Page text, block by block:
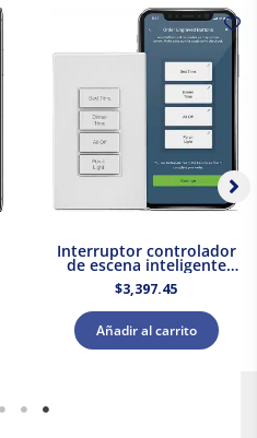
Interruptor controlador
de escena inteligente
Decora, Wi-Fi Leviton
$3,397.45
Añadir al carrito